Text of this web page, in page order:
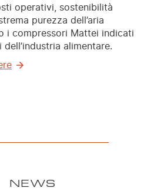
operativi, sostenibilità
purezza dell’aria
i compressori Mattei indicati
alimentare.
NEWS